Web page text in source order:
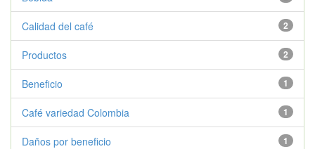
2
Calidad del café
2
Productos
1
Beneficio
1
Café variedad Colombia
1
Daños por beneficio